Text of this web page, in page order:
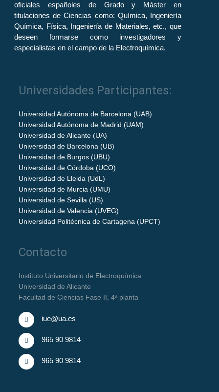
oficiales españoles de Grado y Máster en
titulaciones de Ciencias como: Química, Ingeniería
Química, Física, Ingeniería de Materiales, etc., que
deseen formarse como investigadores y
especialistas en el campo de la Electroquímica.
Universidades Participantes:
Universidad Autónoma de Barcelona (UAB)
Universidad Autónoma de Madrid (UAM)
Universidad de Alicante (UA)
Universidad de Barcelona (UB)
Universidad de Burgos (UBU)
Universidad de Córdoba (UCO)
Universidad de Lleida (UdL)
Universidad de Murcia (UMU)
Universidad de Sevilla (US)
Universidad de Valencia (UVEG)
Universidad Politécnica de Cartagena (UPCT)
Contacto
Instituto Universitario de Electroquímica
Universidad de Alicante
Facultad de Ciencias Fase II, 4ª planta
iue@ua.es
965 90 9814
965 90 9814